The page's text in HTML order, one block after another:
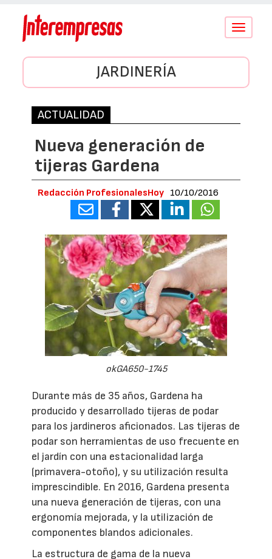
Conmutar
JARDINERÍA
ACTUALIDAD
Nueva generación de
tijeras Gardena
Redacción ProfesionalesHoy 10/10/2016
okGA650-1745
Durante más de 35 años, Gardena ha
producido y desarrollado tijeras de podar
para los jardineros aficionados. Las tijeras de
podar son herramientas de uso frecuente en
el jardín con una estacionalidad larga
(primavera-otoño), y su utilización resulta
imprescindible. En 2016, Gardena presenta
una nueva generación de tijeras, con una
ergonomía mejorada, y la utilización de
componentes blandos adicionales.
La estructura de gama de la nueva